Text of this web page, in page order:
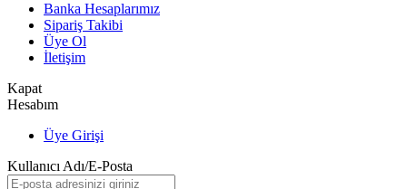
Banka Hesaplarımız
Sipariş Takibi
Üye Ol
İletişim
Kapat
Hesabım
Üye Girişi
Kullanıcı Adı/E-Posta